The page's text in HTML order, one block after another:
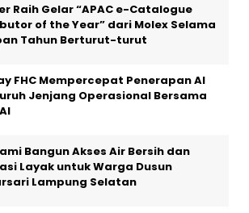
Raih Gelar “APAC e-Catalogue
of the Year” dari Molex Selama
Tahun Berturut-turut
FHC Mempercepat Penerapan AI
Jenjang Operasional Bersama
Bangun Akses Air Bersih dan
Layak untuk Warga Dusun
Lampung Selatan